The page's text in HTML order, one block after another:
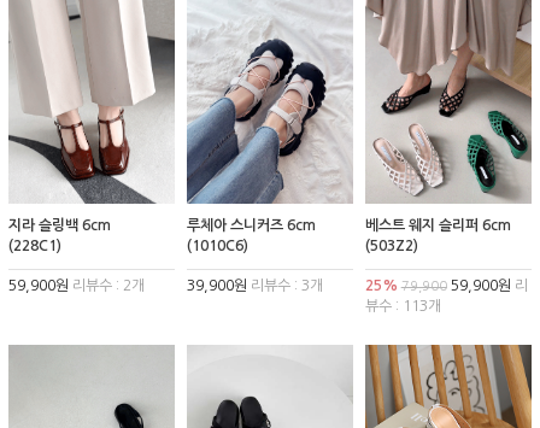
지라 슬링백 6cm
(228C1)
59,900원 리뷰수 : 2개
루체아 스니커즈 6cm
(1010C6)
39,900원 리뷰수 : 3개
베스트 웨지 슬리퍼 6cm
(503Z2)
25% 79,90059,900원 리
뷰수 : 113개